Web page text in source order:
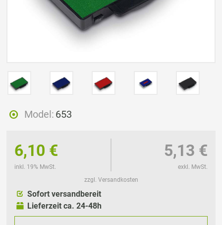
Model: 653
6,10 €
inkl. 19% MwSt.
5,13 €
exkl. MwSt.
zzgl. Versandkosten
Sofort versandbereit
Lieferzeit ca. 24-48h